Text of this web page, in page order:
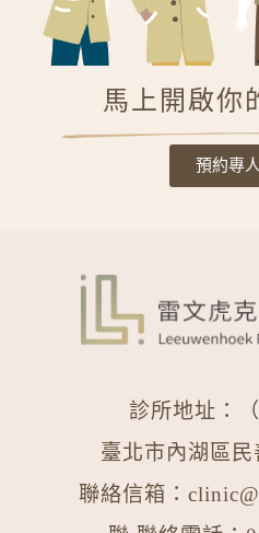
馬上開啟你
預約專
診所地址：
臺北市內湖區
聯絡信箱：